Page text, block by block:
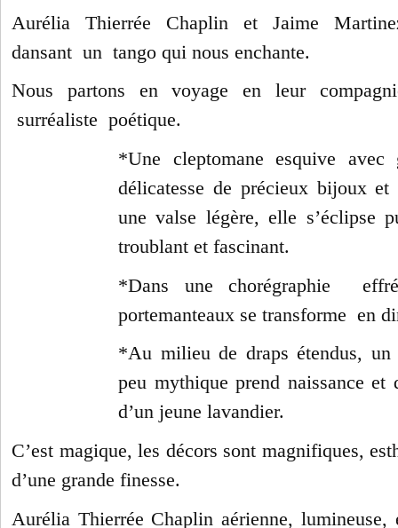
Aurélia Thierrée Chaplin et Jaime
dansant un tango qui nous enchante.
Nous partons en voyage en leur
surréaliste poétique.
*Une cleptomane esquive avec
délicatesse de précieux bijoux
une valse légère, elle s’éclipse
troublant et fascinant.
*Dans une chorégraphie
portemanteaux se transforme en
*Au milieu de draps étendus,
peu mythique prend naissance et
d’un jeune lavandier.
C’est magique, les décors sont magnifiques,
d’une grande finesse.
Aurélia Thierrée Chaplin aérienne, lumineuse,